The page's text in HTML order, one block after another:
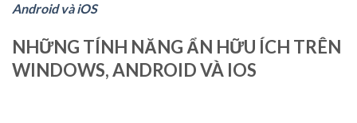
Android và iOS
NHỮNG TÍNH NĂNG ẨN HỮU ÍCH TRÊN
WINDOWS, ANDROID VÀ IOS